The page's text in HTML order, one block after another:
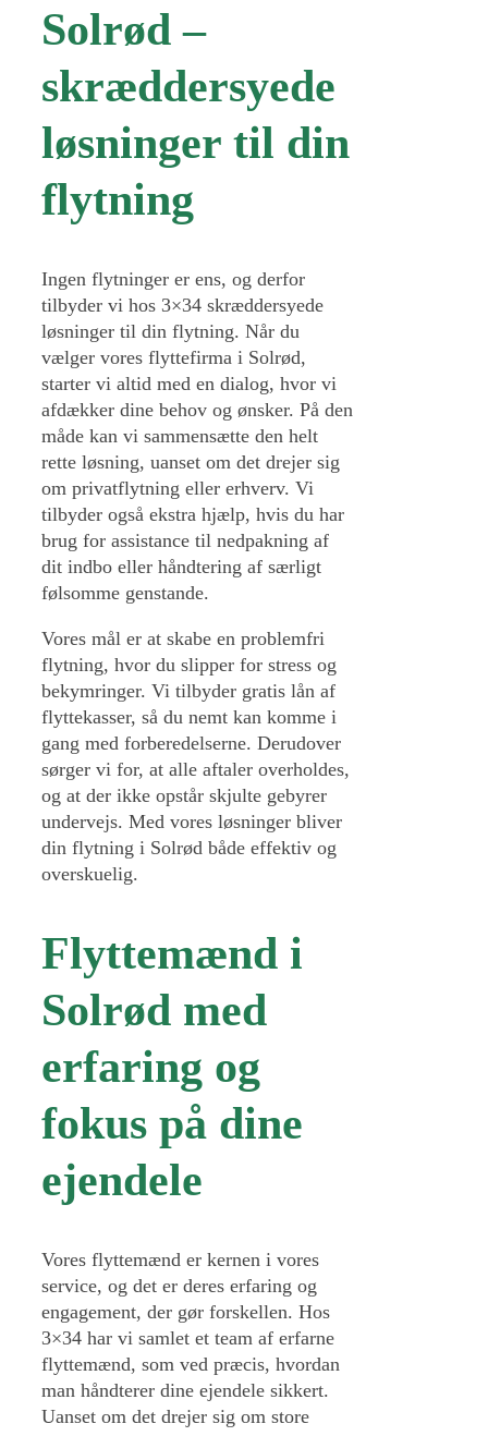
Solrød –
skræddersyede
løsninger til din
flytning
Ingen flytninger er ens, og derfor
tilbyder vi hos 3×34 skræddersyede
løsninger til din flytning. Når du
vælger vores flyttefirma i Solrød,
starter vi altid med en dialog, hvor vi
afdækker dine behov og ønsker. På den
måde kan vi sammensætte den helt
rette løsning, uanset om det drejer sig
om privatflytning eller erhverv. Vi
tilbyder også ekstra hjælp, hvis du har
brug for assistance til nedpakning af
dit indbo eller håndtering af særligt
følsomme genstande.
Vores mål er at skabe en problemfri
flytning, hvor du slipper for stress og
bekymringer. Vi tilbyder gratis lån af
flyttekasser, så du nemt kan komme i
gang med forberedelserne. Derudover
sørger vi for, at alle aftaler overholdes,
og at der ikke opstår skjulte gebyrer
undervejs. Med vores løsninger bliver
din flytning i Solrød både effektiv og
overskuelig.
Flyttemænd i
Solrød med
erfaring og
fokus på dine
ejendele
Vores flyttemænd er kernen i vores
service, og det er deres erfaring og
engagement, der gør forskellen. Hos
3×34 har vi samlet et team af erfarne
flyttemænd, som ved præcis, hvordan
man håndterer dine ejendele sikkert.
Uanset om det drejer sig om store